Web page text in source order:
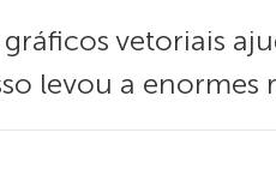
vetoriais
levou a enormes